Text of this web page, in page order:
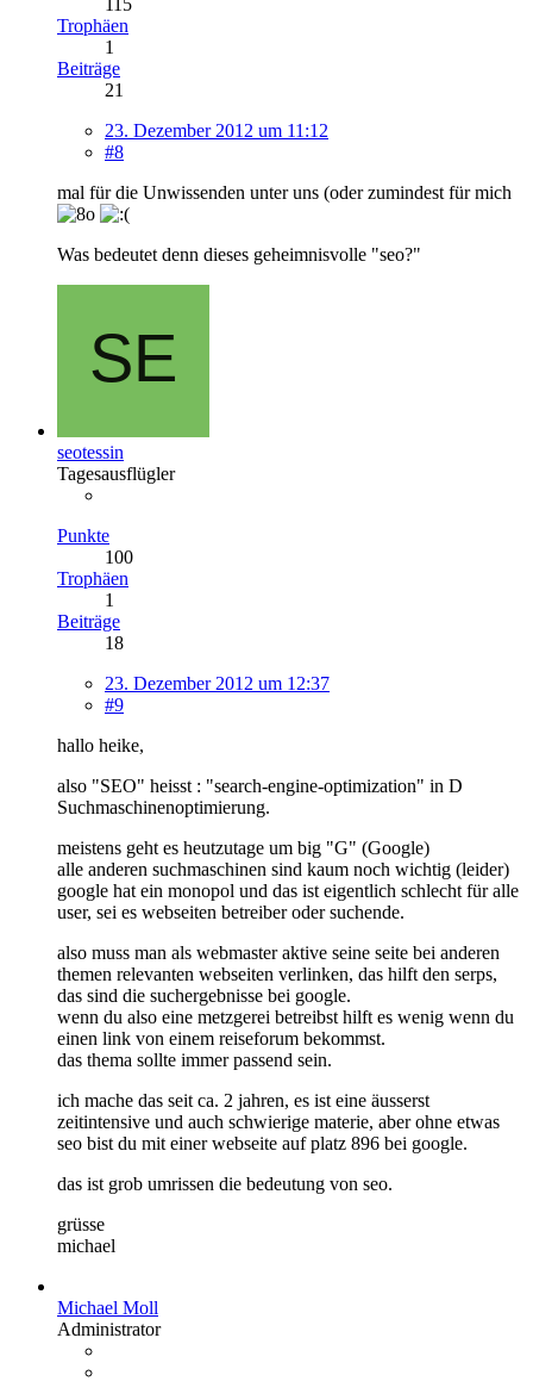
Trophäen
1
Beiträge
21
23. Dezember 2012 um 11:12
#8
mal für die Unwissenden unter uns (oder zumindest für mich
Was bedeutet denn dieses geheimnisvolle "seo?"
seotessin
Tagesausflügler
Punkte
100
Trophäen
1
Beiträge
18
23. Dezember 2012 um 12:37
#9
hallo heike,
also "SEO" heisst : "search-engine-optimization" in D
Suchmaschinenoptimierung.
meistens geht es heutzutage um big "G" (Google)
alle anderen suchmaschinen sind kaum noch wichtig (leider)
google hat ein monopol und das ist eigentlich schlecht für alle
user, sei es webseiten betreiber oder suchende.
also muss man als webmaster aktive seine seite bei anderen
themen relevanten webseiten verlinken, das hilft den serps,
das sind die suchergebnisse bei google.
wenn du also eine metzgerei betreibst hilft es wenig wenn du
einen link von einem reiseforum bekommst.
das thema sollte immer passend sein.
ich mache das seit ca. 2 jahren, es ist eine äusserst
zeitintensive und auch schwierige materie, aber ohne etwas
seo bist du mit einer webseite auf platz 896 bei google.
das ist grob umrissen die bedeutung von seo.
grüsse
michael
Michael Moll
Administrator